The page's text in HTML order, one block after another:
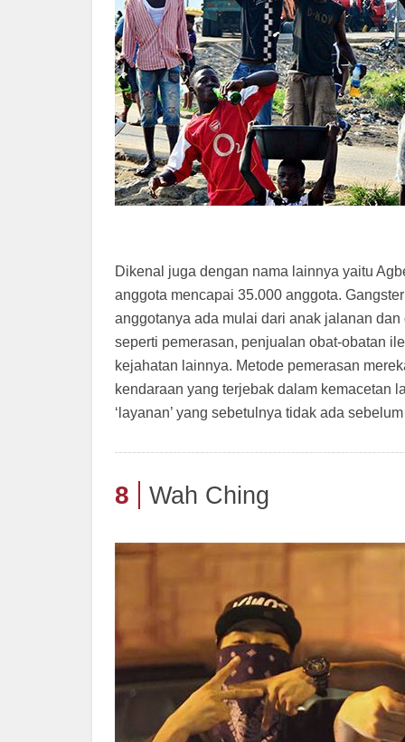
Dikenal juga dengan nama lainnya yaitu
anggota mencapai 35.000 anggota.
anggotanya ada mulai dari anak jalanan
seperti pemerasan, penjualan obat-obatan
kejahatan lainnya. Metode pemerasan
kendaraan yang terjebak dalam kemacetan
‘layanan’ yang sebetulnya tidak ada
8 Wah Ching